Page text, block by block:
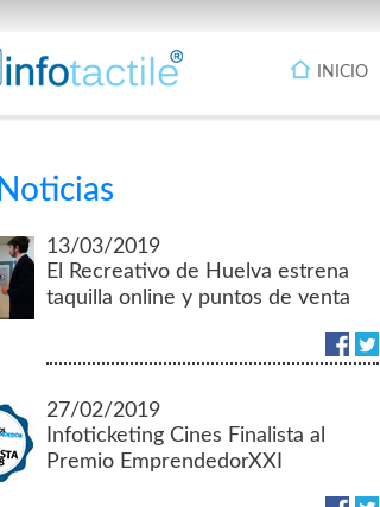
INICIO
Noticias
13/03/2019
El Recreativo de Huelva estrena
taquilla online y puntos de venta
27/02/2019
Infoticketing Cines Finalista al
Premio EmprendedorXXI